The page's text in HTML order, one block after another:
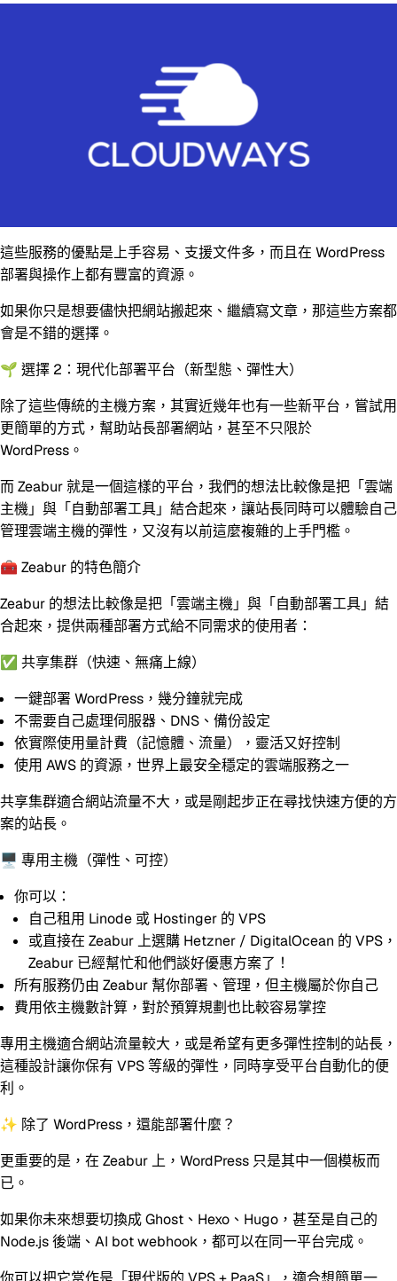
這些服務的優點是上手容易、支援文件多，而且在 WordPress
部署與操作上都有豐富的資源。
如果你只是想要儘快把網站搬起來、繼續寫文章 ，那這些方案都
會是不錯的選擇。
🌱 選擇 2：現代化部署平台（新型態、彈性大）
除了這些傳統的主機方案，其實近幾年也有一些新平台，嘗試用
更簡單的方式，幫助站長部署網站，甚至不只限於
WordPress。
而 Zeabur 就是一個這樣的平台，我們的想法比較像是把「雲端
主機」與「自動部署工具」結合起來，讓站長同時可以體驗自己
管理雲端主機的彈性，又沒有以前這麼複雜的上手門檻。
🧰 Zeabur 的特色簡介
Zeabur 的想法比較像是把「雲端主機」與「自動部署工具」結
合起來，提供兩種部署方式給不同需求的使用者：
✅ 共享集群（快速、無痛上線）
一鍵部署 WordPress，幾分鐘就完成
不需要自己處理伺服器、DNS、備份設定
依實際使用量計費 （記憶體、流量），靈活又好控制
使用 AWS 的資源，世界上最安全穩定的雲端服務之一
共享集群適合網站流量不大，或是剛起步正在尋找快速方便的方
案的站長。
🖥 專用主機（彈性、可控）
你可以：
自己租用 Linode 或 Hostinger 的 VPS
或直接在 Zeabur 上選購 Hetzner / DigitalOcean 的 VPS，
Zeabur 已經幫忙和他們談好優惠方案了！
所有服務仍由 Zeabur 幫你部署、管理，但主機屬於你自己
費用依主機數計算 ，對於預算規劃也比較容易掌控
專用主機適合網站流量較大，或是希望有更多彈性控制的站長，
這種設計讓你保有 VPS 等級的彈性，同時享受平台自動化的便
利。
✨ 除了 WordPress，還能部署什麼？
更重要的是，在 Zeabur 上， WordPress 只是其中一個模板而
已。
如果你未來想要切換成 Ghost、Hexo、Hugo，甚至是自己的
Node.js 後端、AI bot webhook，都可以在同一平台完成。